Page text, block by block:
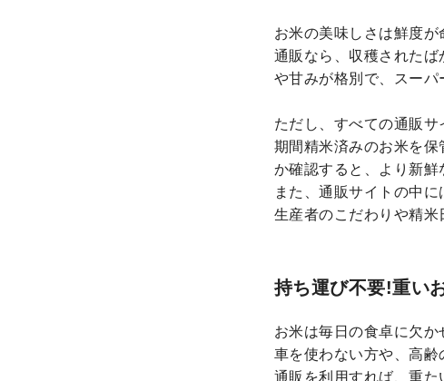
お米の美味しさは鮮度
通販なら、収穫された
や甘みが格別で、スーパ
ただし、すべての通販
期間精米済みのお米を
か確認すると、より新鮮
また、通販サイトの中
生産者のこだわりや精米
持ち運び不要!重い
お米は毎日の食卓に欠
車を使わない方や、高齢
通販を利用すれば、重